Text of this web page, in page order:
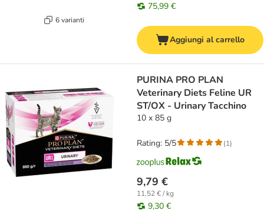
6 varianti
75,99 €
Aggiungi al carrello
PURINA PRO PLAN
Veterinary Diets Feline UR
ST/OX - Urinary Tacchino
10 x 85 g
9,79 €
11,52 € / kg
9,30 €
Rating: 5/5 (1)